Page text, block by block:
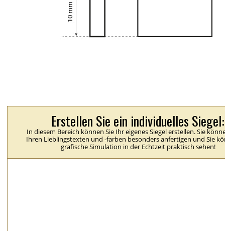
Erstellen Sie ein individuelles Siegel:
In diesem Bereich können Sie Ihr eigenes Siegel erstellen. Sie
Ihren Lieblingstexten und -farben besonders anfertigen und Sie
grafische Simulation in der Echtzeit praktisch sehen!